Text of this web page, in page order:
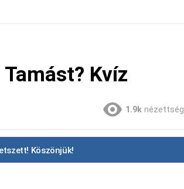
Kvíz
1.9k nézettség
Köszönjük!